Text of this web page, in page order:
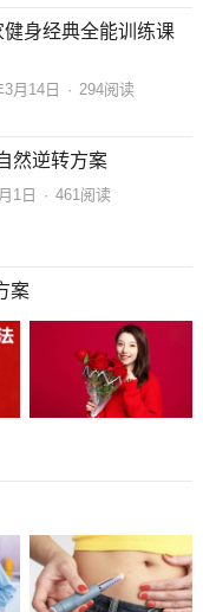
身经典全能训练课
3月14日 · 294阅读
然逆转方案
1日 · 461阅读
案